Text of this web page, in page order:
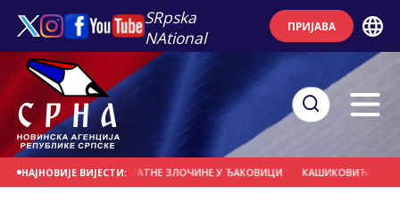
SRpska
NAtional
ПРИЈАВА
НАЈНОВИЈЕ ВИЈЕСТИ:
НАВОДНЕ РАТНЕ ЗЛОЧИНЕ У ЂАКОВИЦИ КАШИКОВИЋ: ПОД